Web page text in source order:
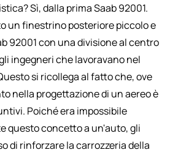
Sì, dalla prima Saab 92001.
un finestrino posteriore piccolo e
92001 con una divisione al centro
ingegneri che lavoravano nel
si ricollega al fatto che, ove
nella progettazione di un aereo è
Poiché era impossibile
questo concetto a un'auto, gli
di rinforzare la carrozzeria della